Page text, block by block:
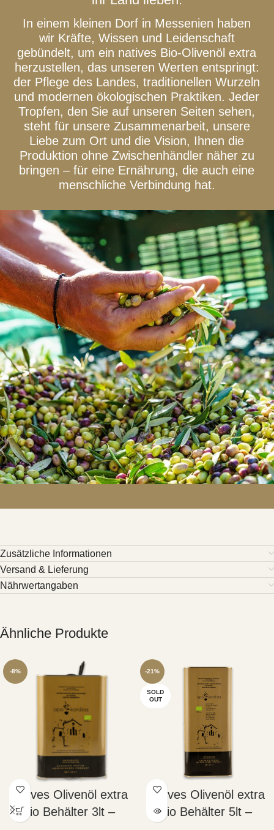
In einem kleinen Dorf in Messenien haben
wir Kräfte, Wissen und Leidenschaft
gebündelt, um ein natives Bio-Olivenöl extra
herzustellen, das unseren Werten entspringt:
der Pflege des Landes, traditionellen Wurzeln
und modernen ökologischen Praktiken. Jeder
Tropfen, den Sie auf unseren Seiten sehen,
steht für unsere Zusammenarbeit, unsere
Liebe zum Ort und die Vision, Ihnen die
Produktion ohne Zwischenhändler näher zu
bringen – für eine Ernährung, die auch eine
menschliche Verbindung hat.
Zusätzliche Informationen
Versand & Lieferung
Nährwertangaben
Ähnliche Produkte
-8%
Natives Olivenöl extra
Bio Behälter 3lt –
-21%
SOLD
OUT
Natives Olivenöl extra
Bio Behälter 5lt –